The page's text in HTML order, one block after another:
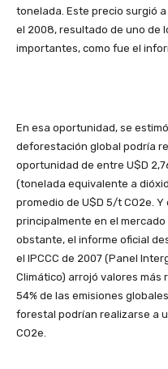
tonelada. Este precio surgió a
el 2008, resultado de uno de
importantes, como fue el
En esa oportunidad, se
deforestación global podría
oportunidad de entre U$D
(tonelada equivalente a
promedio de U$D 5/t CO2e.
principalmente en el
obstante, el informe oficial
el IPCCC de 2007 (Panel
Climático) arrojó valores más
54% de las emisiones
forestal podrían realizarse a
CO2e.